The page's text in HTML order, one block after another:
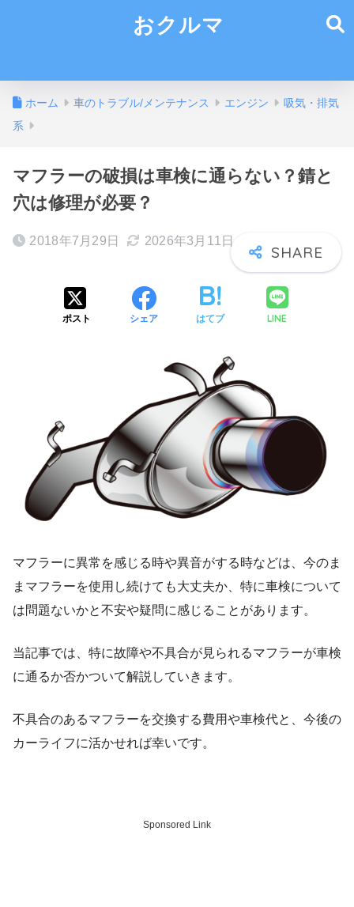
おクルマ
ホーム 車のトラブル/メンテナンス エンジン
吸気・排気
系
マフラーの破損は車検に通らない？錆と
穴は修理が必要？
2018年7月29日 2026年3月11日
ポスト シェア はてブ LINE
マフラーに異常を感じる時や異音がする時などは、今のま
まマフラーを使用し続けても大丈夫か、特に車検について
は問題ないかと不安や疑問に感じることがあります。
当記事では、特に故障や不具合が見られるマフラーが車検
に通るか否かついて解説していきます。
不具合のあるマフラーを交換する費用や車検代と、今後の
カーライフに活かせれば幸いです。
Sponsored Link